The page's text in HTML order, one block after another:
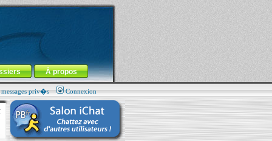
À propos
priv�s Connexion